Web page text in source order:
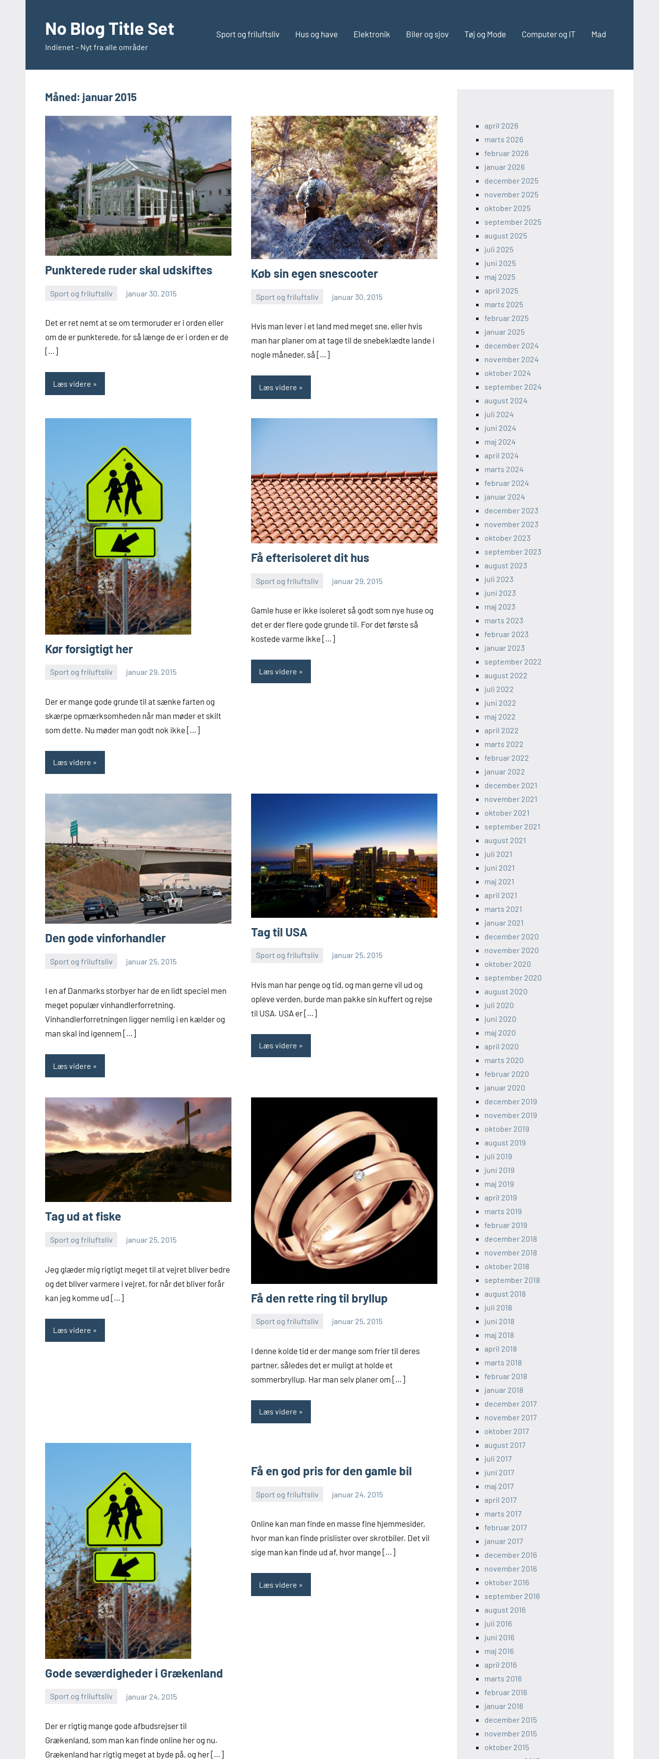
indholdNo Blog Title Set
Indienet – Nyt fra alle områder
Sport og friluftsliv Hus og have Elektronik Biler og sjov Tøj og Mode Computer og IT Mad
Måned: januar 2015
Punkterede ruder skal udskiftes
Sport og friluftsliv januar 30, 2015
Esben
Det er ret nemt at se om termoruder er i orden eller
om de er punkterede, for så længe de er i orden er de
[…]
Læs videre
Køb sin egen snescooter
Sport og friluftsliv januar 30, 2015
Esben
Hvis man lever i et land med meget sne, eller hvis
man har planer om at tage til de snebeklædte lande i
nogle måneder, så […]
Læs videre
Kør forsigtigt her
Sport og friluftsliv januar 29, 2015
Esben
Der er mange gode grunde til at sænke farten og
skærpe opmærksomheden når man møder et skilt
som dette. Nu møder man godt nok ikke […]
Læs videre
Få efterisoleret dit hus
Sport og friluftsliv januar 29, 2015
Esben
Gamle huse er ikke isoleret så godt som nye huse og
det er der flere gode grunde til. For det første så
kostede varme ikke […]
Læs videre
Den gode vinforhandler
Sport og friluftsliv januar 25, 2015
Esben
I en af Danmarks storbyer har de en lidt speciel men
meget populær vinhandlerforretning.
Vinhandlerforretningen ligger nemlig i en kælder og
man skal ind igennem […]
Læs videre
Tag til USA
Sport og friluftsliv januar 25, 2015
Esben
Hvis man har penge og tid, og man gerne vil ud og
opleve verden, burde man pakke sin kuffert og rejse
til USA. USA er […]
Læs videre
Tag ud at fiske
Sport og friluftsliv januar 25, 2015
Esben
Jeg glæder mig rigtigt meget til at vejret bliver bedre
og det bliver varmere i vejret, for når det bliver forår
kan jeg komme ud […]
Læs videre
Få den rette ring til bryllup
Sport og friluftsliv januar 25, 2015
Esben
I denne kolde tid er der mange som frier til deres
partner, således det er muligt at holde et
sommerbryllup. Har man selv planer om […]
Læs videre
Gode seværdigheder i Grækenland
Sport og friluftsliv januar 24, 2015
Esben
Der er rigtig mange gode afbudsrejser til
Grækenland, som man kan finde online her og nu.
Grækenland har rigtig meget at byde på, og her […]
Få en god pris for den gamle bil
Sport og friluftsliv januar 24, 2015
Esben
Online kan man finde en masse fine hjemmesider,
hvor man kan finde prislister over skrotbiler. Det vil
sige man kan finde ud af, hvor mange […]
Læs videre
april 2026
marts 2026
februar 2026
januar 2026
december 2025
november 2025
oktober 2025
september 2025
august 2025
juli 2025
juni 2025
maj 2025
april 2025
marts 2025
februar 2025
januar 2025
december 2024
november 2024
oktober 2024
september 2024
august 2024
juli 2024
juni 2024
maj 2024
april 2024
marts 2024
februar 2024
januar 2024
december 2023
november 2023
oktober 2023
september 2023
august 2023
juli 2023
juni 2023
maj 2023
marts 2023
februar 2023
januar 2023
september 2022
august 2022
juli 2022
juni 2022
maj 2022
april 2022
marts 2022
februar 2022
januar 2022
december 2021
november 2021
oktober 2021
september 2021
august 2021
juli 2021
juni 2021
maj 2021
april 2021
marts 2021
januar 2021
december 2020
november 2020
oktober 2020
september 2020
august 2020
juli 2020
juni 2020
maj 2020
april 2020
marts 2020
februar 2020
januar 2020
december 2019
november 2019
oktober 2019
august 2019
juli 2019
juni 2019
maj 2019
april 2019
marts 2019
februar 2019
december 2018
november 2018
oktober 2018
september 2018
august 2018
juli 2018
juni 2018
maj 2018
april 2018
marts 2018
februar 2018
januar 2018
december 2017
november 2017
oktober 2017
august 2017
juli 2017
juni 2017
maj 2017
april 2017
marts 2017
februar 2017
januar 2017
december 2016
november 2016
oktober 2016
september 2016
august 2016
juli 2016
juni 2016
maj 2016
april 2016
marts 2016
februar 2016
januar 2016
december 2015
november 2015
oktober 2015